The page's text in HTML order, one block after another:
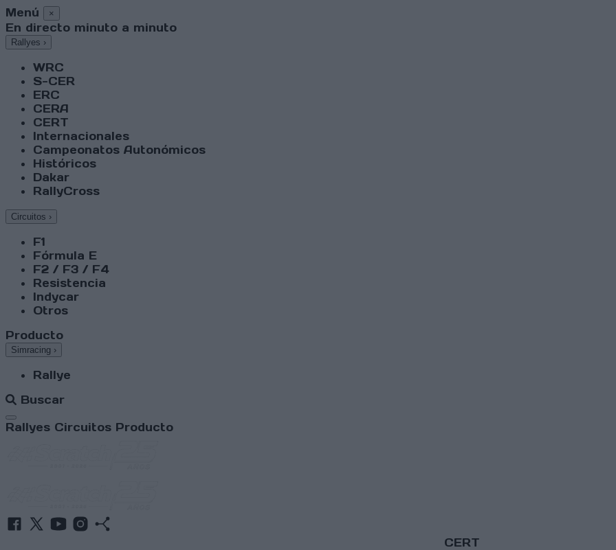
Menú ×
En directo minuto a minuto
Rallyes ›
WRC
S-CER
ERC
CERA
CERT
Internacionales
Campeonatos Autonómicos
Históricos
Dakar
RallyCross
Circuitos ›
F1
Fórmula E
F2 / F3 / F4
Resistencia
Indycar
Otros
Producto
Simracing ›
Rallye
Buscar
Abrir menú
Rallyes Circuitos Producto
CERT